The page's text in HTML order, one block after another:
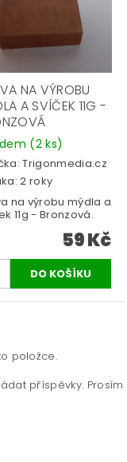
NA VÝROBU
A SVÍČEK 11G -
(2 ks)
Trigonmedia.cz
2 roky
na výrobu mýdla a
11g - Bronzová.
59 Kč
položce.
příspěvky. Prosím